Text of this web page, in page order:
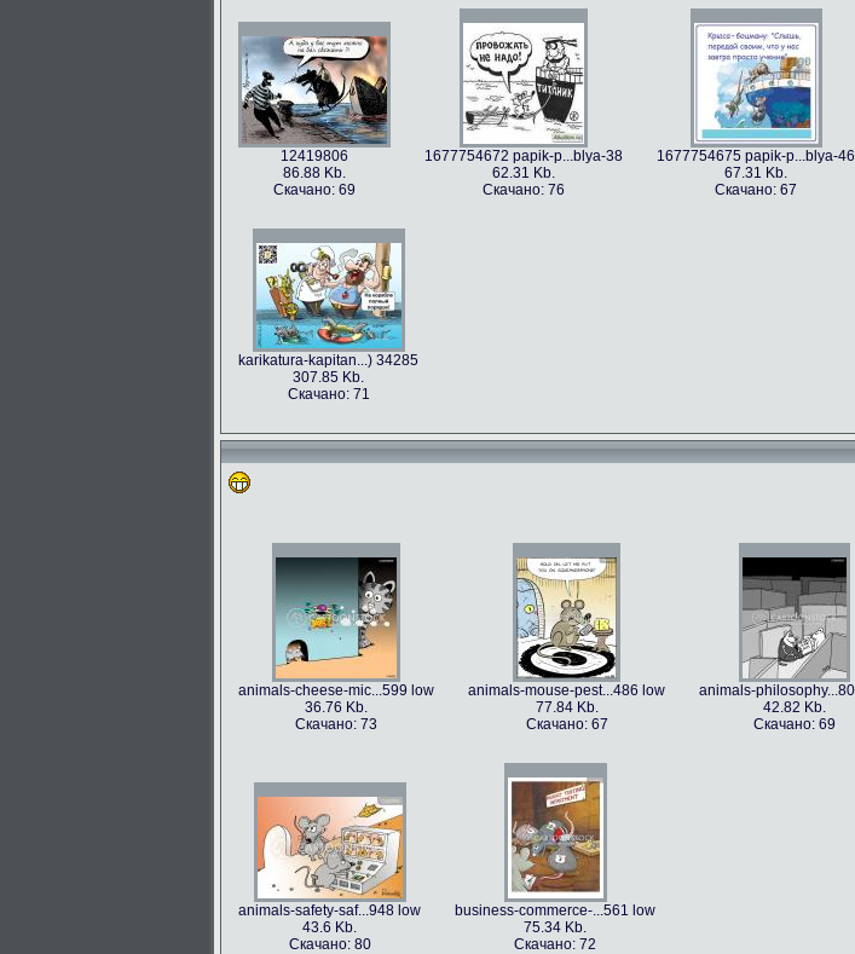
12419806
86.88 Kb.
Скачано: 69
1677754672 papik-p...blya-38
62.31 Kb.
Скачано: 76
1677754675 papik-p...blya-46
67.31 Kb.
Скачано: 67
karikatura-kapitan...) 34285
307.85 Kb.
Скачано: 71
animals-cheese-mic...599 low
36.76 Kb.
Скачано: 73
animals-mouse-pest...486 low
77.84 Kb.
Скачано: 67
animals-
42.82 Kb.
Скачано: 69
animals-safety-saf...948 low
43.6 Kb.
Скачано: 80
business-commerce-...561 low
75.34 Kb.
Скачано: 72